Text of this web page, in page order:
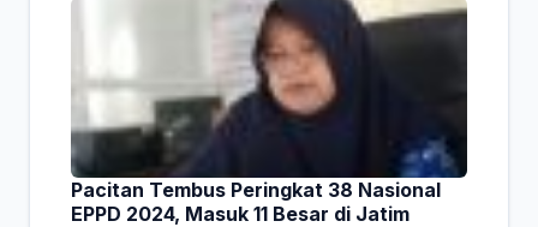
Pacitan Tembus Peringkat 38 Nasional
EPPD 2024, Masuk 11 Besar di Jatim